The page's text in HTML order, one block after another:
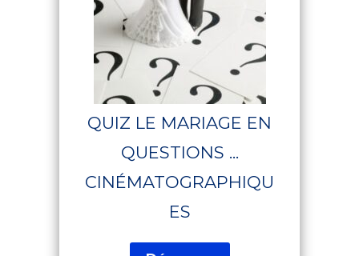
QUIZ LE MARIAGE EN
QUESTIONS ...
CINÉMATOGRAPHIQU
ES